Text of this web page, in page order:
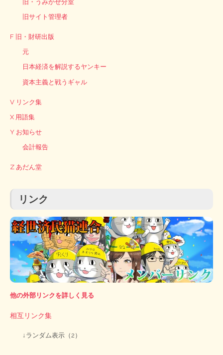
旧・うみかぜ分室
旧サイト管理者
F 旧・財研出版
元
日本経済を解説するヤンキー
資本主義と戦うギャル
V リンク集
X 用語集
Y お知らせ
会計報告
Z あだん堂
リンク
他の外部リンクを詳しく見る
相互リンク集
↓ランダム表示（2）